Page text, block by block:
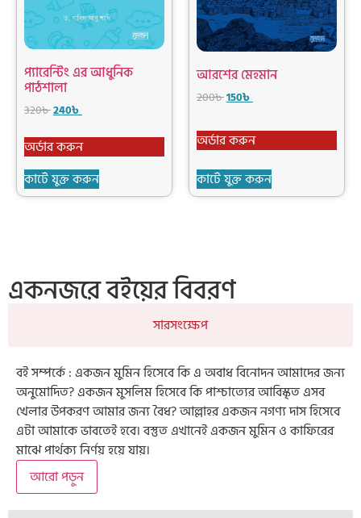
প্যারেন্টিং এর আধুনিক
পাঠশালা
320৳240৳
অর্ডার করুন
কার্টে যুক্ত করুন
আরশের মেহমান
200৳150৳
অর্ডার করুন
কার্টে যুক্ত করুন
একনজরে বইয়ের বিবরণ
সারসংক্ষেপ
বই সম্পর্কে : একজন মুমিন হিসেবে কি এ অবাধ বিনোদন আমাদের জন্য
অনুমোদিত? একজন মুসলিম হিসেবে কি পাশ্চাত্যের আবিস্কৃত এসব
খেলার উপকরণ আমার জন্য বৈধ? আল্লাহর একজন নগণ্য দাস হিসেবে
এটা আমাকে ভাবতেই হবে। বস্তুত এখানেই একজন মুমিন ও কাফিরের
মাঝে পার্থক্য নির্ণয় হয়ে যায়।
আরো পড়ুন